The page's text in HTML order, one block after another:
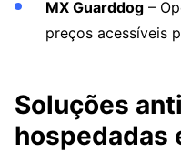
MX Guarddog –
preços acessíveis
Soluções
hospedadas